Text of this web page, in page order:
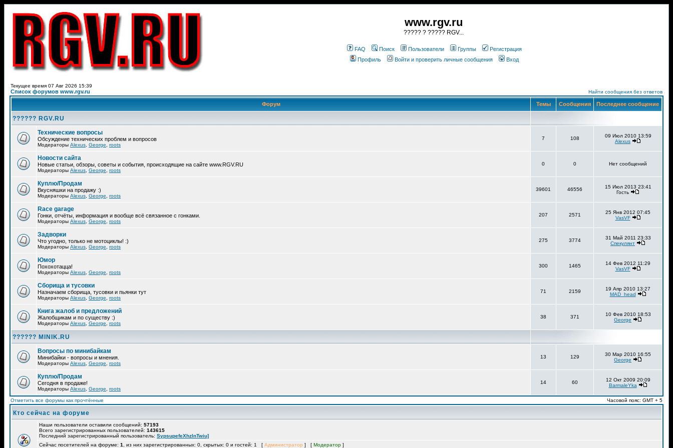
www.rgv.ru
????? ? ????? RGV...
FAQ Поиск Пользователи Группы
Регистрация
Профиль
Войти и проверить личные сообщения Вход
Текущее время 07 Авг 2026 15:39
Список форумов www.rgv.ru Найти сообщения без ответов
Форум Темы Сообщения Последнее сообщение
?????? RGV.RU
Технические вопросы
Обсуждение технических проблем и вопросов
Модераторы Alexus George roots
7 108
09 Июл 2010 13:59
Alexus
Новости сайта
Новые статьи, обзоры, советы и события, происходящие на сайте www.RGV.RU
Модераторы Alexus George roots
0 0 Нет сообщений
Куплю/Продам
Вкусняшки на продажу :)
Модераторы Alexus George roots
39601 46556
15 Июл 2013 23:41
Гость
Race garage
Гонки, отчёты, информация и вообще всё связанное с гонками.
Модераторы Alexus George roots
207 2571
25 Янв 2012 07:45
VasVF
Задворки
Что угодно, только не мотоциклы! :)
Модераторы Alexus George roots
275 3774
31 Май 2011 23:33
Спекулянт
Юмор
Похохотацца!
Модераторы Alexus George roots
300 1465
14 Фев 2012 11:29
VasVF
Сборища и тусовки
Назначаем сборища, тусовки и пьянки тут
Модераторы Alexus George roots
71 2159
19 Апр 2010 13:27
MAD_head
Книга жалоб и предложений
Жалобщикам и по существу :)
Модераторы Alexus George roots
38 371
10 Фев 2010 18:53
George
?????? MINIK.RU
Вопросы по минибайкам
Минибайки - вопросы и мнения.
Модераторы Alexus George roots
13 129
30 Мар 2010 16:55
George
Куплю/Продам
Сегодня в продаже!
Модераторы Alexus George roots
14 60
12 Окт 2009 20:09
BarmaleYka
Отметить все форумы как прочтённые Часовой пояс: GMT + 5
Кто сейчас на форуме
Наши пользователи оставили сообщений: 57193
Всего зарегистрированных пользователей: 143615
Последний зарегистрированный пользователь: SypsupefeXhzlnTwiu]
Сейчас посетителей на форуме: 1 , из них зарегистрированных: 0, скрытых: 0 и гостей: 1 [ Администратор ] [ Модератор ]